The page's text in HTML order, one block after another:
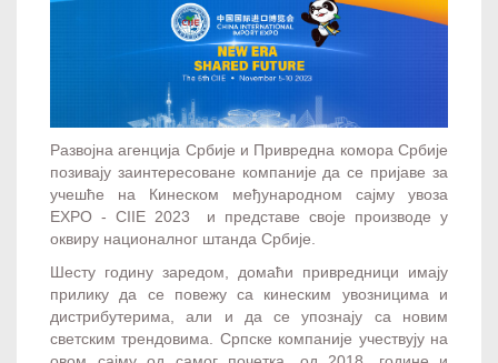
Развојна агенција Србије и Привредна комора Србије
позивају заинтересоване компаније да се пријаве за
учешће на Кинеском међународном сајму увоза
EXPO - CIIE 2023 и представе своје производе у
оквиру националног штанда Србије.
Шесту годину заредом, домаћи привредници имају
прилику да се повежу са кинеским увозницима и
дистрибутерима, али и да се упознају са новим
светским трендовима. Српске компаније учествују на